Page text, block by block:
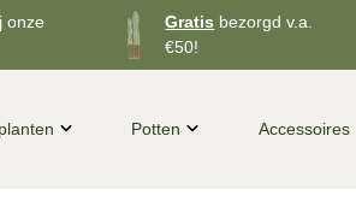
onze
Gratis bezorgd v.a.
€50!
Potten Accessoires